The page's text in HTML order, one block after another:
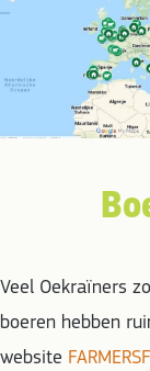
Veel Oekraïners
boeren hebben
website